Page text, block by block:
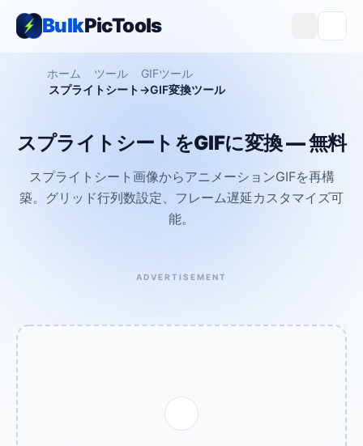
BulkPicTools
ホーム ツール
GIFツール
スプライトシート→GIF変換ツール
スプライトシートをGIFに変換 — 無料
スプライトシート画像からアニメーションGIFを再構
築。グリッド行列数設定、フレーム遅延カスタマイズ可
能。
ADVERTISEMENT